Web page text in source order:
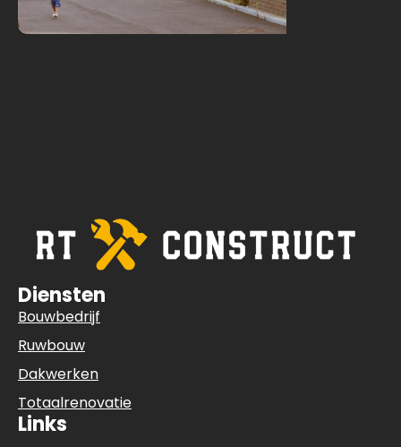
Diensten
Bouwbedrijf
Ruwbouw
Dakwerken
Totaalrenovatie
Links